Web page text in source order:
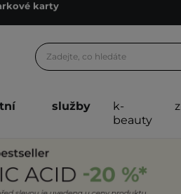
balení
do 24 hod.
balení
služby
k-
beauty